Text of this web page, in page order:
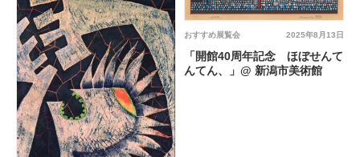
2025年8月13日
おすすめ展覧会
「開館40周年記念 ほぼせんて
んてん、」@ 新潟市美術館